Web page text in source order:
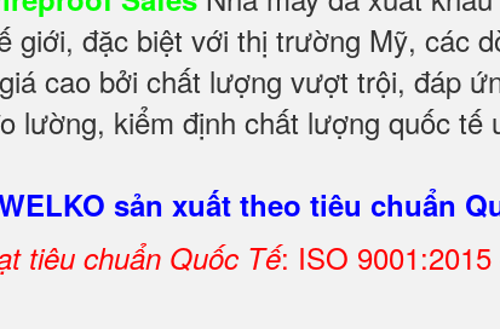
giới, đặc biệt với thị trường Mỹ, các
cao bởi chất lượng vượt trội, đáp
lường, kiểm định chất lượng quốc tế
sản xuất theo tiêu chuẩn
tiêu chuẩn Quốc Tế: ISO